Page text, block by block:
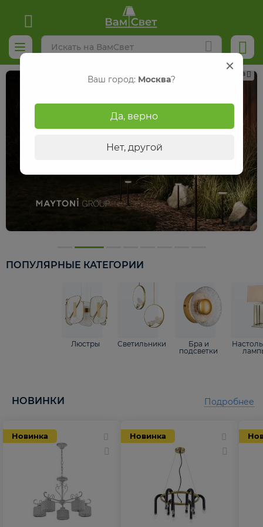
Реклама
ПОПУЛЯРНЫЕ КАТЕГОРИИ
Люстры Светильники
Бра и
подсветки
НОВИНКИ
Новинка Новинка
Подробнее
Ваш город: Москва?
Да, верно
Нет, другой